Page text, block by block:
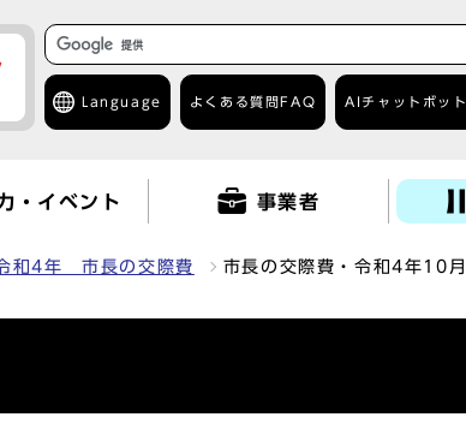
Language よくある質問 FAQ AIチャットボット
・イベント 事業者
和4年 市長の交際費 市長の交際費・令和4年10月